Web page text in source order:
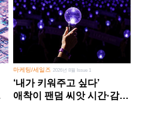
마케팅/세일즈 2026년 8월 Issue 1
‘내가 키워주고 싶다’
애착이 팬덤 씨앗 시간·감정